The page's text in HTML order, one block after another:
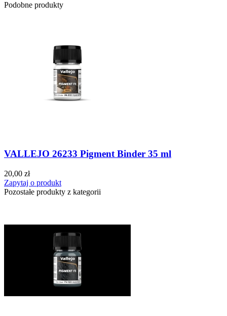
Podobne produkty
VALLEJO 26233 Pigment Binder 35 ml
20,00 zł
Zapytaj o produkt
Pozostałe produkty z kategorii